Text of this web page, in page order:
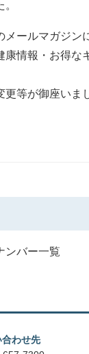
ールマガジン
情報・お得
等が御座いま
ンバー一覧
わせ先